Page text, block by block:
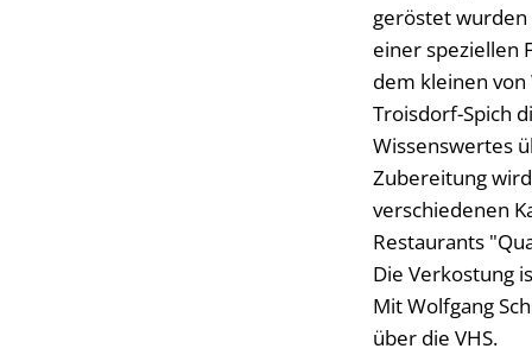
geröstet wurden
einer speziellen
dem kleinen
Troisdorf-Spich
Wissenswertes
Zubereitung
verschiedenen
Restaurants
Die Verkostung
Mit Wolfgang
über die VHS.